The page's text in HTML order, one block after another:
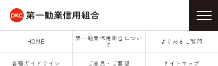
HOME
第一勧業信用組合につい
て
よくあるご質問
各種ガイドライン ご意見・ご要望 サイトマップ